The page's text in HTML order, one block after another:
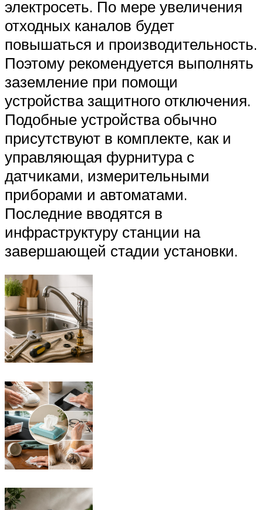
электросеть. По мере увеличения
отходных каналов будет
повышаться и производительность.
Поэтому рекомендуется выполнять
заземление при помощи
устройства защитного отключения.
Подобные устройства обычно
присутствуют в комплекте, как и
управляющая фурнитура с
датчиками, измерительными
приборами и автоматами.
Последние вводятся в
инфраструктуру станции на
завершающей стадии установки.